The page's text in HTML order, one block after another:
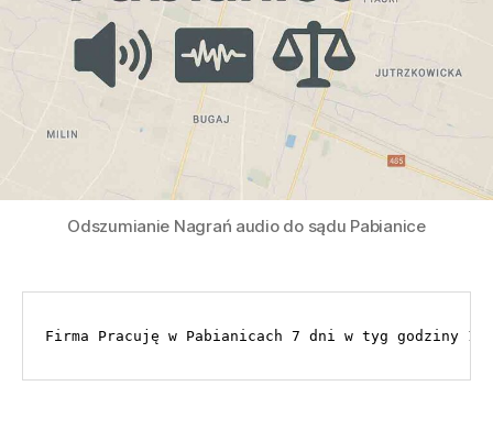
Odszumianie Nagrań audio do sądu Pabianice
Firma Pracuję w Pabianicach 7 dni w tyg godziny